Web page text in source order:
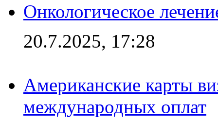
Онкологическое
20.7.2025, 17:28
Американские карты
международных оплат